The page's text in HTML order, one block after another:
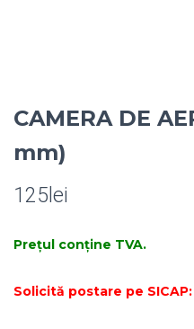
CAMERA DE
mm)
125 lei
Prețul conține TVA.
Solicită postare pe